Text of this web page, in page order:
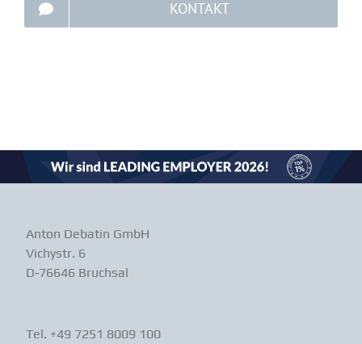
KONTAKT
Anton Debatin GmbH
Vichystr. 6
D‑76646 Bruchsal
Tel. +49 7251 8009 100